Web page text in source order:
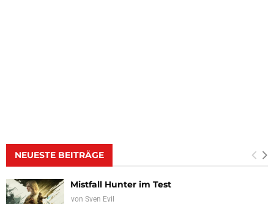
NEUESTE BEITRÄGE
Mistfall Hunter im Test
von Sven Evil